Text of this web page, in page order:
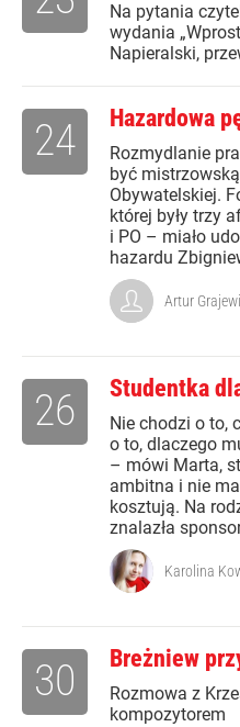
Na pytania
wydania
Napieralski,
Hazardowa
Rozmydlanie
być
Obywatelskiej.
której były trzy
i PO – miało
hazardu
24
Artur
Studentka
Nie chodzi o to,
o to, dlaczego
– mówi Marta,
ambitna i nie
kosztują. Na
znalazła
26
Karolina
Breżniew
Rozmowa z
kompozytorem
30